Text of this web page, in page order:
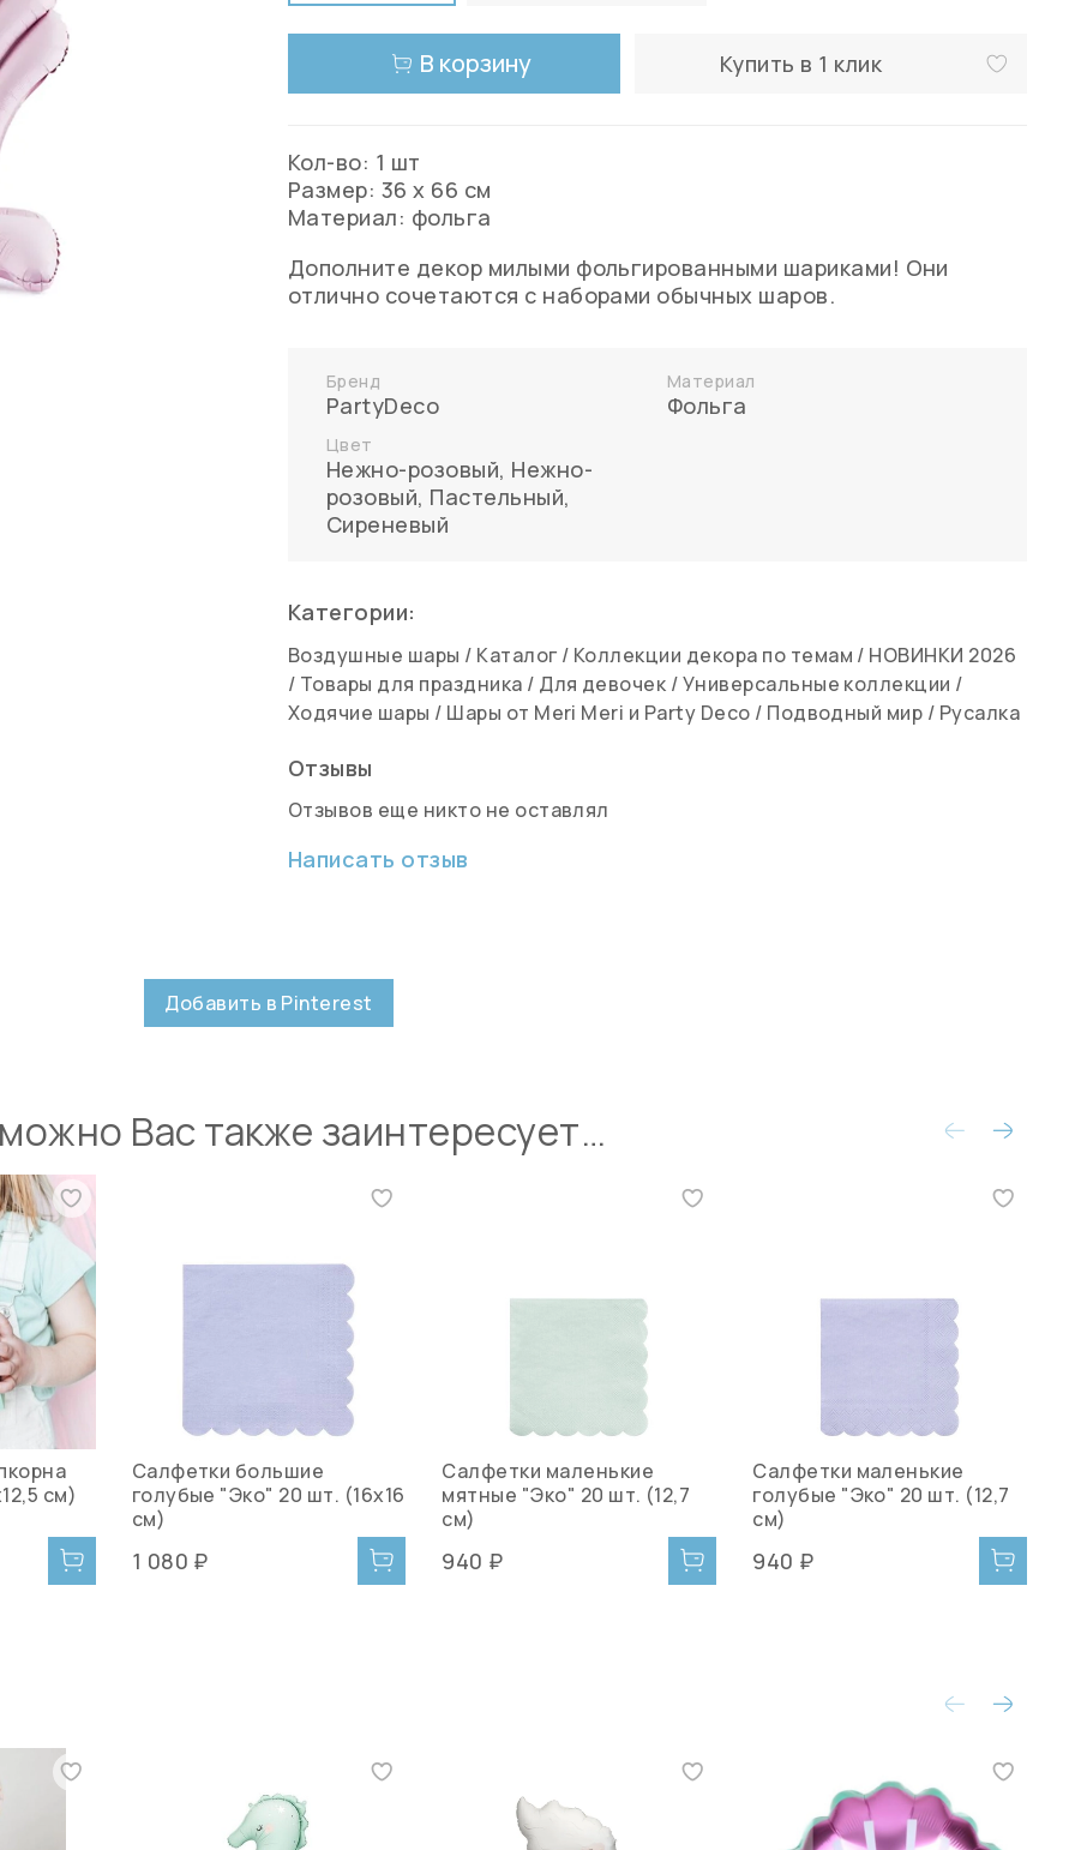
В корзину Купить в 1 клик
Кол-во: 1 шт
Размер: 36 х 66 см
Материал: фольга
Дополните декор милыми фольгированными шариками! Они
отлично сочетаются с наборами обычных шаров.
Бренд
PartyDeco
Материал
Фольга
Цвет
Нежно-розовый, Нежно-
розовый, Пастельный,
Сиреневый
Категории:
Воздушные шары / Каталог / Коллекции декора по темам / НОВИНКИ 2026
/ Товары для праздника / Для девочек /Универсальные коллекции /
Ходячие шары / Шары от Meri Meri и Party Deco / Подводный мир / Русалка
Отзывы
Отзывов еще никто не оставлял
Написать отзыв
Добавить в Pinterest
Вас также заинтересует…
см)
Салфетки большие
голубые "Эко" 20 шт. (16х16
см)
1 080 ₽
Салфетки маленькие
мятные "Эко" 20 шт. (12,7
см)
940 ₽
Салфетки маленькие
голубые "Эко" 20 шт. (12,7
см)
940 ₽